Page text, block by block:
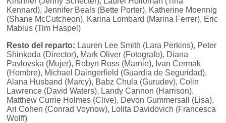
Kennard), Jennifer Beals (Bette Porter), Katherine Moennig
(Shane McCutcheon), Karina Lombard (Marina Ferrer), Eric
Mabius (Tim Haspel)
Resto del reparto: Lauren Lee Smith (Lara Perkins), Peter
Shinkoda (Director), Mark Oliver (Fotografo), Diana
Pavlovska (Mujer), Robyn Ross (Marnie), Ivan Cermak
(Hombre), Michael Daingerfield (Guardia de Seguridad),
Alana Husband (Marcy), Babz Chula (Gurudev), Colin
Lawrence (David Waters), Landy Cannon (Harrison),
Matthew Currie Holmes (Clive), Devon Gummersall (Lisa),
Ari Cohen (Conrad Voynow), Lolita Davidovich (Francesca
Wolff)